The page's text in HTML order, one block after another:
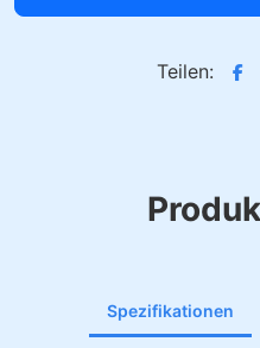
Teilen:
Spezifikationen